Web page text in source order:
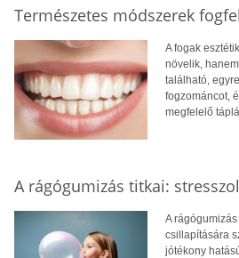
Természetes módszerek
A fogak
növelik,
található,
fogzománcot,
megfelelő
A rágógumizás titkai:
A
csillapítására
jótékony